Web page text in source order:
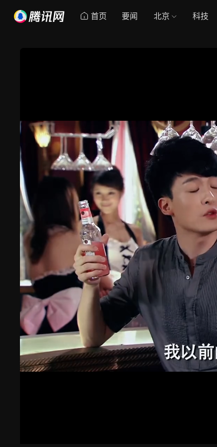
首页 要闻 北京 科技